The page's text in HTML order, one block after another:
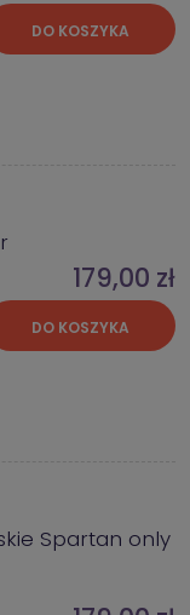
DO KOSZYKA
179,00 zł
DO KOSZYKA
Spartan only